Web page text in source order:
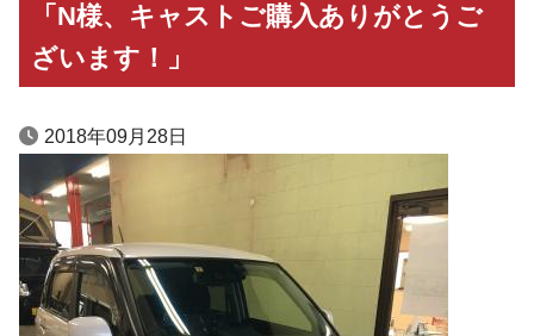
「N様、キャストご購入ありがとうご
ざいます！」
2018年09月28日